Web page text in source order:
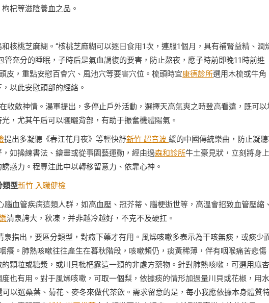
杞等滋陰養血之品。
核桃芝麻糊。“核桃芝麻糊可以逐日食用1次，連服1個月，具有補腎益精、潤
充分的睡眠，子時后是氣血調復的要害，防止熬夜，應子時前即晚11時前進
皮，重點安慰百會穴、風池穴等要害穴位。梳頭時宜康德診所選用木梳或牛角
以此安慰頭部的經絡。
收斂神情。湯軍提出，多停止戶外活動，選擇天高氣爽之時登高看遠，既可以
，尤其午后可以曬曬背部，有助于振奮機體陽氣。
提出多凝聽《春江花月夜》等輕快舒新竹 超音波 緩的中國傳統樂曲，防止凝
如操練書法、繪畫或從事園藝運動，經由過森和診所牛土豪見狀，立刻將身
惑力。程專注此中以轉移留意力、依靠心神。
類型新竹 入職健檢
血管疾病這類人群，如高血壓、冠芥蒂、腦梗逝世等，高溫會招致血管壓縮、
清泉誇大，秋凍，并非越冷越好，不克不及硬扛。
泉指出，要區分類型，對癥下藥才有用。風燥咳嗽多表示為干咳無痰，或痰少
癢。肺熱咳嗽往往產生在暮秋階段，咳嗽頻仍，痰黃稀薄，伴有咽喉痛苦悲傷
顆粒或糖漿，或川貝枇杷露這一類的非處方藥物。針對肺熱咳嗽，可選用麻
也有用。對于風燥咳嗽，可取一個梨，依據痰的情形加過量川貝或花椒，用
以選桑葉、菊花、麥冬來做代茶飲。需求留意的是，每小我應依據本身體質